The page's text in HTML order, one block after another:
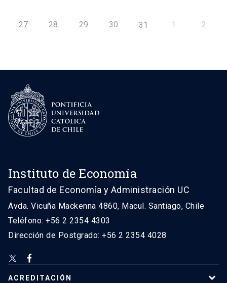
27 28 29 30 31 1 2
Instituto de Economía
Facultad de Economía y Administración UC
Avda. Vicuña Mackenna 4860, Macul. Santiago, Chile
Teléfono: +56 2 2354 4303
Dirección de Postgrado: +56 2 2354 4028
ACREDITACIÓN